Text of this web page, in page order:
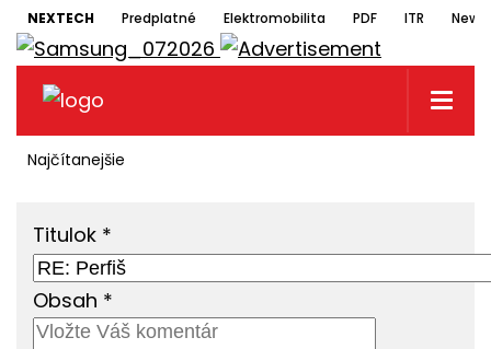
NEXTECH Predplatné Elektromobilita PDF ITR
Najčítanejšie
Titulok *
Obsah *